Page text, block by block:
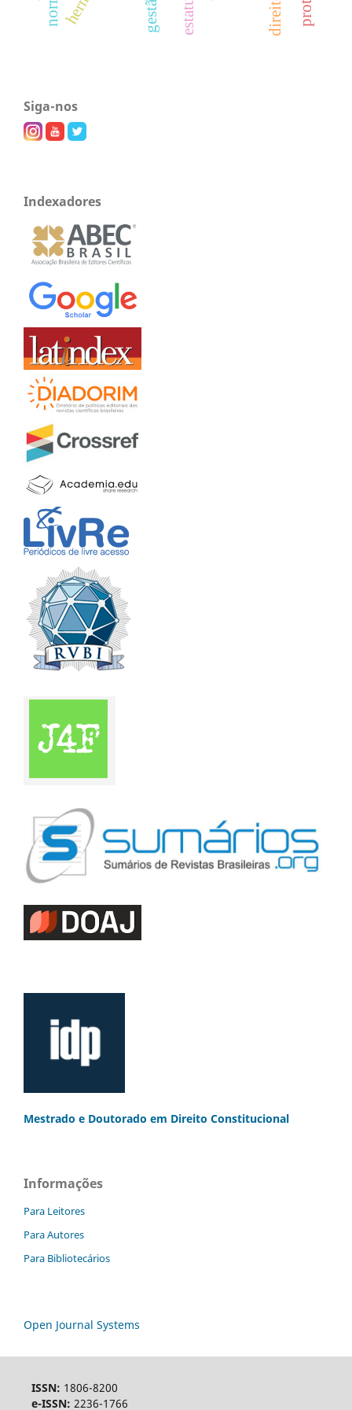
Siga-nos
Indexadores
Mestrado e Doutorado em Direito Constitucional
Informações
Para Leitores
Para Autores
Para Bibliotecários
Open Journal Systems
ISSN: 1806-8200
e-ISSN: 2236-1766